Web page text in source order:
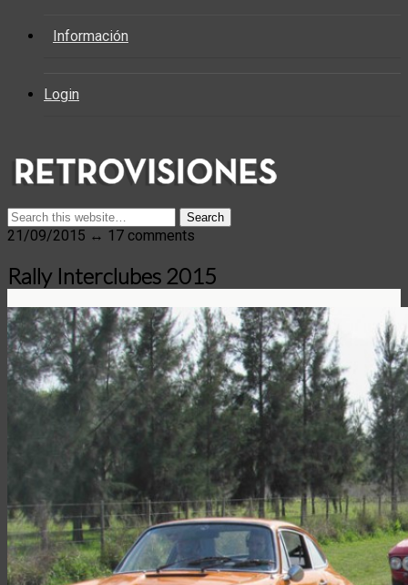
Información
Login
21/09/2015 ↔ 17 comments
Rally Interclubes 2015